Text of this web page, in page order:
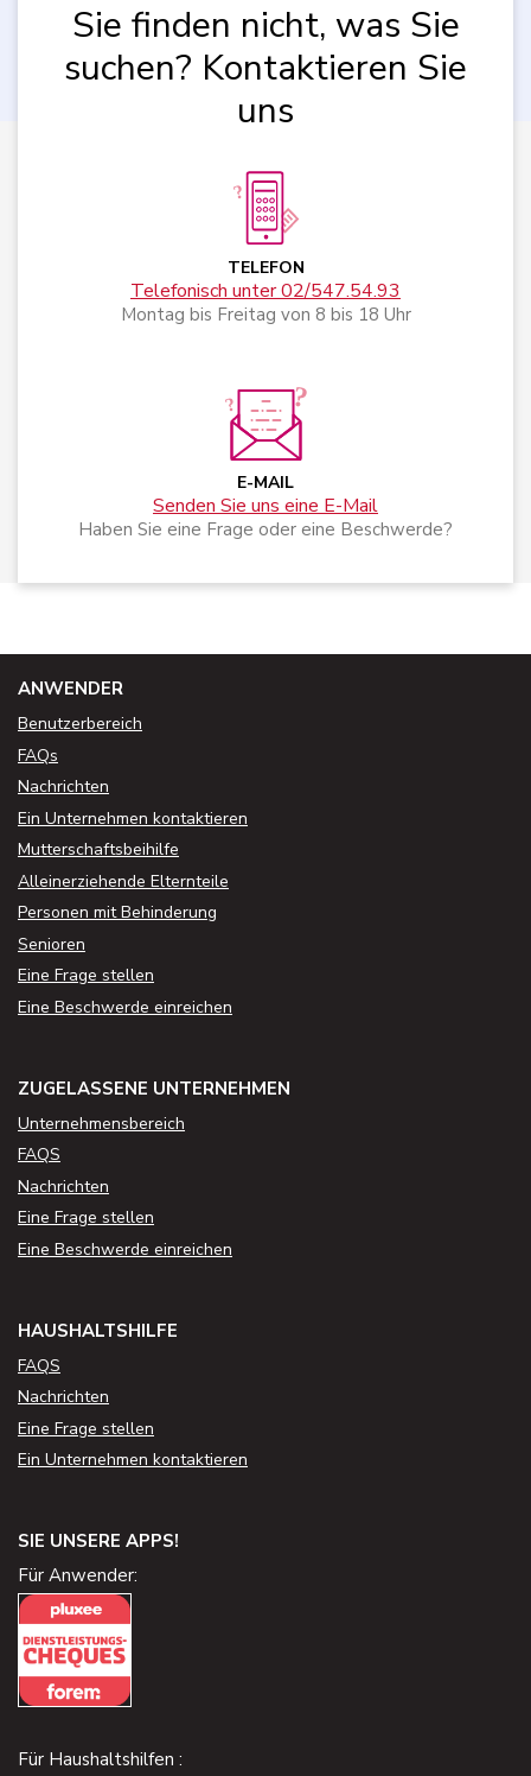
Sie finden nicht, was Sie
suchen? Kontaktieren Sie
uns
TELEFON
Telefonisch unter 02/547.54.93
Montag bis Freitag von 8 bis 18 Uhr
E-MAIL
Senden Sie uns eine E-Mail
Haben Sie eine Frage oder eine Beschwerde?
ANWENDER
Benutzerbereich
FAQs
Nachrichten
Ein Unternehmen kontaktieren
Mutterschaftsbeihilfe
Alleinerziehende Elternteile
Personen mit Behinderung
Senioren
Eine Frage stellen
Eine Beschwerde einreichen
ZUGELASSENE UNTERNEHMEN
Unternehmensbereich
FAQS
Nachrichten
Eine Frage stellen
Eine Beschwerde einreichen
HAUSHALTSHILFE
FAQS
Nachrichten
Eine Frage stellen
Ein Unternehmen kontaktieren
SIE UNSERE APPS!
Für Anwender:
Für Haushaltshilfen :